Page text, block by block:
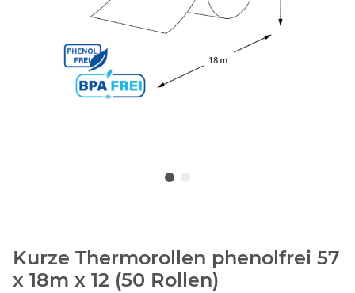
Kurze Thermorollen phenolfrei 57
x 18m x 12 (50 Rollen)